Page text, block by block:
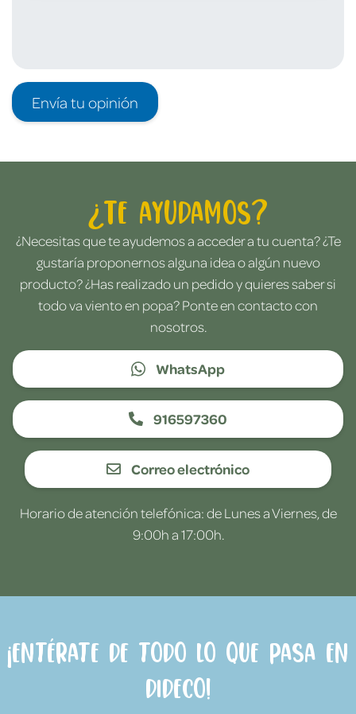
Envía tu opinión
¿Te ayudamos?
¿Necesitas que te ayudemos a acceder a tu cuenta? ¿Te
gustaría proponernos alguna idea o algún nuevo
producto? ¿Has realizado un pedido y quieres saber si
todo va viento en popa? Ponte en contacto con
nosotros.
WhatsApp
916597360
Correo electrónico
Horario de atención telefónica: de Lunes a Viernes, de
9:00h a 17:00h.
¡Entérate de todo lo que pasa en
Dideco!